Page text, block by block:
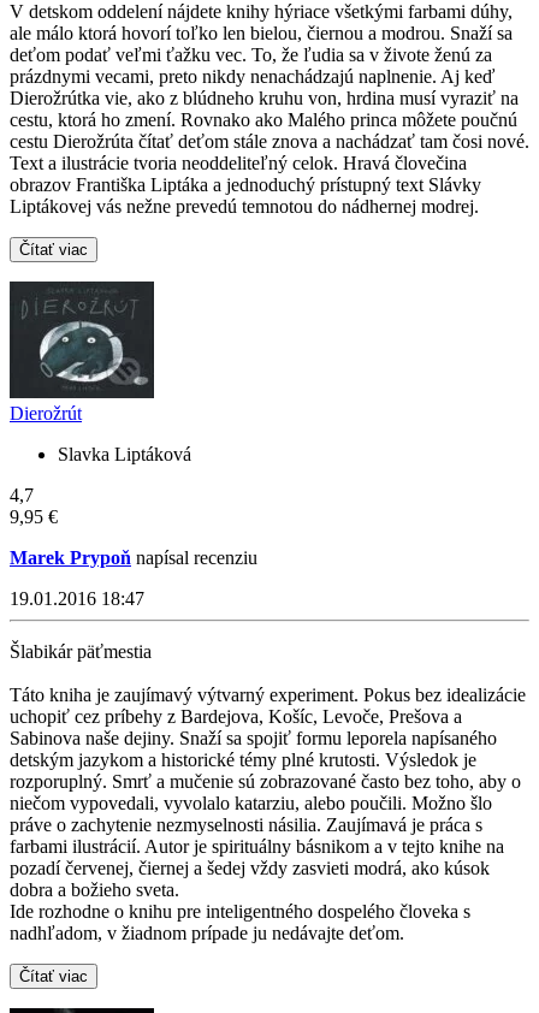
V detskom oddelení nájdete knihy hýriace všetkými farbami dúhy,
ale málo ktorá hovorí toľko len bielou, čiernou a modrou. Snaží sa
deťom podať veľmi ťažku vec. To, že ľudia sa v živote ženú za
prázdnymi vecami, preto nikdy nenachádzajú naplnenie. Aj keď
Dierožrútka vie, ako z blúdneho kruhu von, hrdina musí vyraziť na
cestu, ktorá ho zmení. Rovnako ako Malého princa môžete poučnú
cestu Dierožrúta čítať deťom stále znova a nachádzať tam čosi nové.
Text a ilustrácie tvoria neoddeliteľný celok. Hravá človečina
obrazov Františka Liptáka a jednoduchý prístupný text Slávky
Liptákovej vás nežne prevedú temnotou do nádhernej modrej.
Čítať viac
Dierožrút
Slavka Liptáková
4,7
9,95 €
Marek Prypoň napísal recenziu
19.01.2016 18:47
Šlabikár päťmestia
Táto kniha je zaujímavý výtvarný experiment. Pokus bez idealizácie
uchopiť cez príbehy z Bardejova, Košíc, Levoče, Prešova a
Sabinova naše dejiny. Snaží sa spojiť formu leporela napísaného
detským jazykom a historické témy plné krutosti. Výsledok je
rozporuplný. Smrť a mučenie sú zobrazované často bez toho, aby o
niečom vypovedali, vyvolalo katarziu, alebo poučili. Možno šlo
práve o zachytenie nezmyselnosti násilia. Zaujímavá je práca s
farbami ilustrácií. Autor je spirituálny básnikom a v tejto knihe na
pozadí červenej, čiernej a šedej vždy zasvieti modrá, ako kúsok
dobra a božieho sveta.
Ide rozhodne o knihu pre inteligentného dospelého človeka s
nadhľadom, v žiadnom prípade ju nedávajte deťom.
Čítať viac